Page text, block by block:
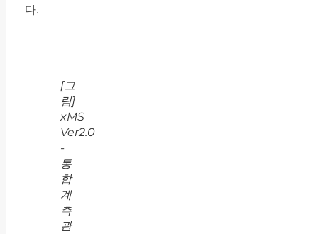
다.
[그
림]
xMS
Ver2.0
-
통
합
계
측
관